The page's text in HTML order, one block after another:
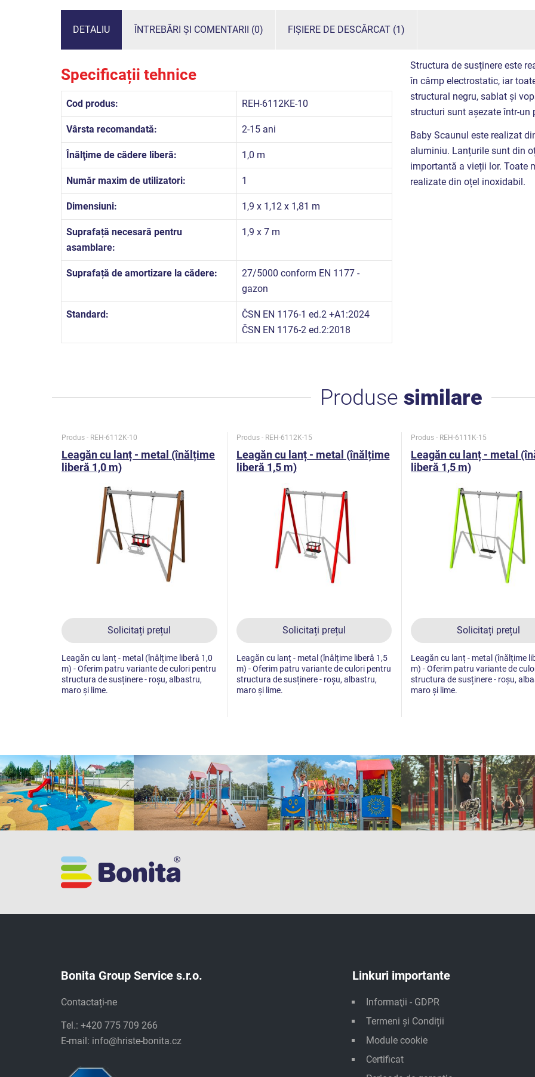
DETALIU ÎNTREBĂRI ȘI COMENTARII (0) FIȘIERE DE DESCĂRCAT (1)
Specificații tehnice
Cod produs: REH-6112KE-10
Vârsta recomandată: 2-15 ani
Înălţime de cădere liberă: 1,0 m
Număr maxim de utilizatori: 1
Dimensiuni: 1,9 x 1,12 x 1,81 m
Suprafață necesară pentru
asamblare:
1,9 x 7 m
Suprafață de amortizare la cădere:
27/5000 conform EN 1177 -
gazon
Standard:
ČSN EN 1176-1 ed.2 +A1:2024
ČSN EN 1176-2 ed.2:2018
Structura de susținere este
în câmp electrostatic, iar
structural negru, sablat și
structuri sunt așezate într-un
Baby Scaunul este realizat
aluminiu. Lanțurile sunt din
importantă a vieții lor. Toate
realizate din oțel inoxidabil.
Produse similare
Produs - REH-6112K-10
Leagăn cu lanț - metal (înălțime
liberă 1,0 m)
Solicitați prețul
Leagăn cu lanț - metal (înălțime liberă 1,0
m) - Oferim patru variante de culori pentru
structura de susținere - roșu, albastru,
maro și lime.
Produs - REH-6112K-15
Leagăn cu lanț - metal (înălțime
liberă 1,5 m)
Solicitați prețul
Leagăn cu lanț - metal (înălțime liberă 1,5
m) - Oferim patru variante de culori pentru
structura de susținere - roșu, albastru,
maro și lime.
Produs - REH-6111K-15
Leagăn cu lanț - metal
liberă 1,5 m)
Solicitați prețul
Leagăn cu lanț - metal (înălțime
m) - Oferim patru variante de
structura de susținere - roșu,
maro și lime.
Bonita Group Service s.r.o.
Contactați-ne
Tel.: +420 775 709 266
E-mail: info@hriste-bonita.cz
Linkuri importante
Informaţii - GDPR
Termeni și Condiții
Module cookie
Certificat